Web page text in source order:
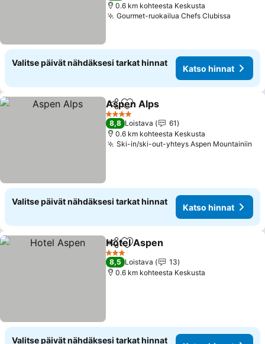
0.6 km kohteesta Keskusta
Gourmet-ruokailua Chefs Clubissa
Valitse päivät nähdäksesi tarkat hinnat
Katso hinnat
Jaa Lisää suosikkeihin
Aspen Alps
4 Tähtiluokitus
8,8 Loistava
61
0.6 km kohteesta Keskusta
Ski-in/ski-out-yhteys Aspen Mountainiin
Valitse päivät nähdäksesi tarkat hinnat
Katso hinnat
Jaa Lisää suosikkeihin
Hotel Aspen
3 Tähtiluokitus
8,5 Loistava
13
0.6 km kohteesta Keskusta
Valitse päivät nähdäksesi tarkat hinnat